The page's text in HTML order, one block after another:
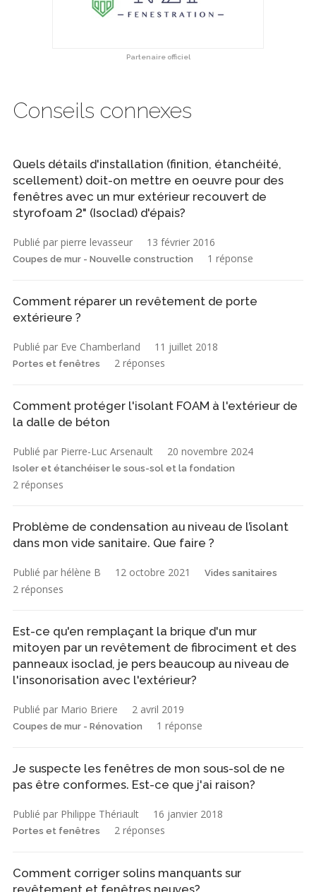
Partenaire officiel
Conseils connexes
Quels détails d'installation (finition, étanchéité,
scellement) doit-on mettre en oeuvre pour des
fenêtres avec un mur extérieur recouvert de
styrofoam 2" (Isoclad) d'épais?
Publié par pierre levasseur 13 février 2016
Coupes de mur - Nouvelle construction 1 réponse
Comment réparer un revêtement de porte
extérieure ?
Publié par Eve Chamberland 11 juillet 2018
Portes et fenêtres 2 réponses
Comment protéger l'isolant FOAM à l'extérieur de
la dalle de béton
Publié par Pierre-Luc Arsenault 20 novembre 2024
Isoler et étanchéiser le sous-sol et la fondation
2 réponses
Problème de condensation au niveau de l’isolant
dans mon vide sanitaire. Que faire ?
Publié par hélène B 12 octobre 2021 Vides sanitaires
2 réponses
Est-ce qu'en remplaçant la brique d'un mur
mitoyen par un revêtement de fibrociment et des
panneaux isoclad, je pers beaucoup au niveau de
l'insonorisation avec l'extérieur?
Publié par Mario Briere 2 avril 2019
Coupes de mur - Rénovation 1 réponse
Je suspecte les fenêtres de mon sous-sol de ne
pas être conformes. Est-ce que j'ai raison?
Publié par Philippe Thériault 16 janvier 2018
Portes et fenêtres 2 réponses
Comment corriger solins manquants sur
revêtement et fenêtres neuves?